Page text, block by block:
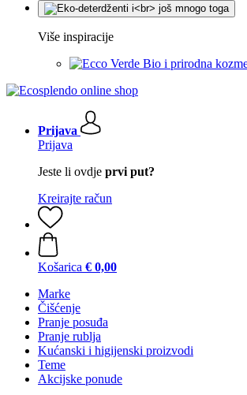
Više inspiracije
Bio i prirodna
Prijava
Prijava
Jeste li ovdje prvi put?
Kreirajte račun
Košarica € 0,00
Marke
Čišćenje
Pranje posuđa
Pranje rublja
Kućanski i higijenski proizvodi
Teme
Akcijske ponude